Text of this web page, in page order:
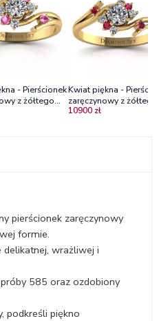
- Pierścionek
z żółtego
i
Kwiat piękna -
zaręczynowy z żółtego
złota z diamentami i
10900 zł
pierścionek zaręczynowy
formie.
delikatnej, wrażliwej i
585 oraz ozdobiony
podkreśli piękno